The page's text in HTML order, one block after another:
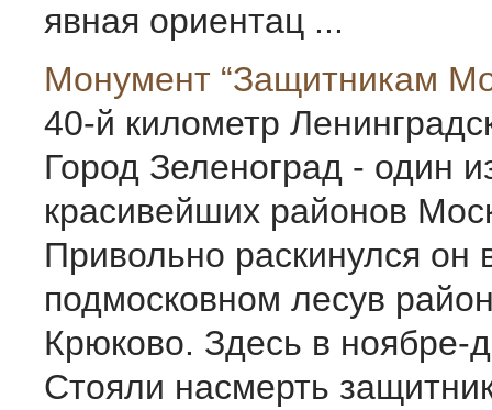
явная ориентац ...
Монумент “Защитникам
40-й километр
Город Зеленоград - один
красивейших районов
Привольно раскинулся он
подмосковном лесув
Крюково. Здесь в ноябре-
Стояли насмерть